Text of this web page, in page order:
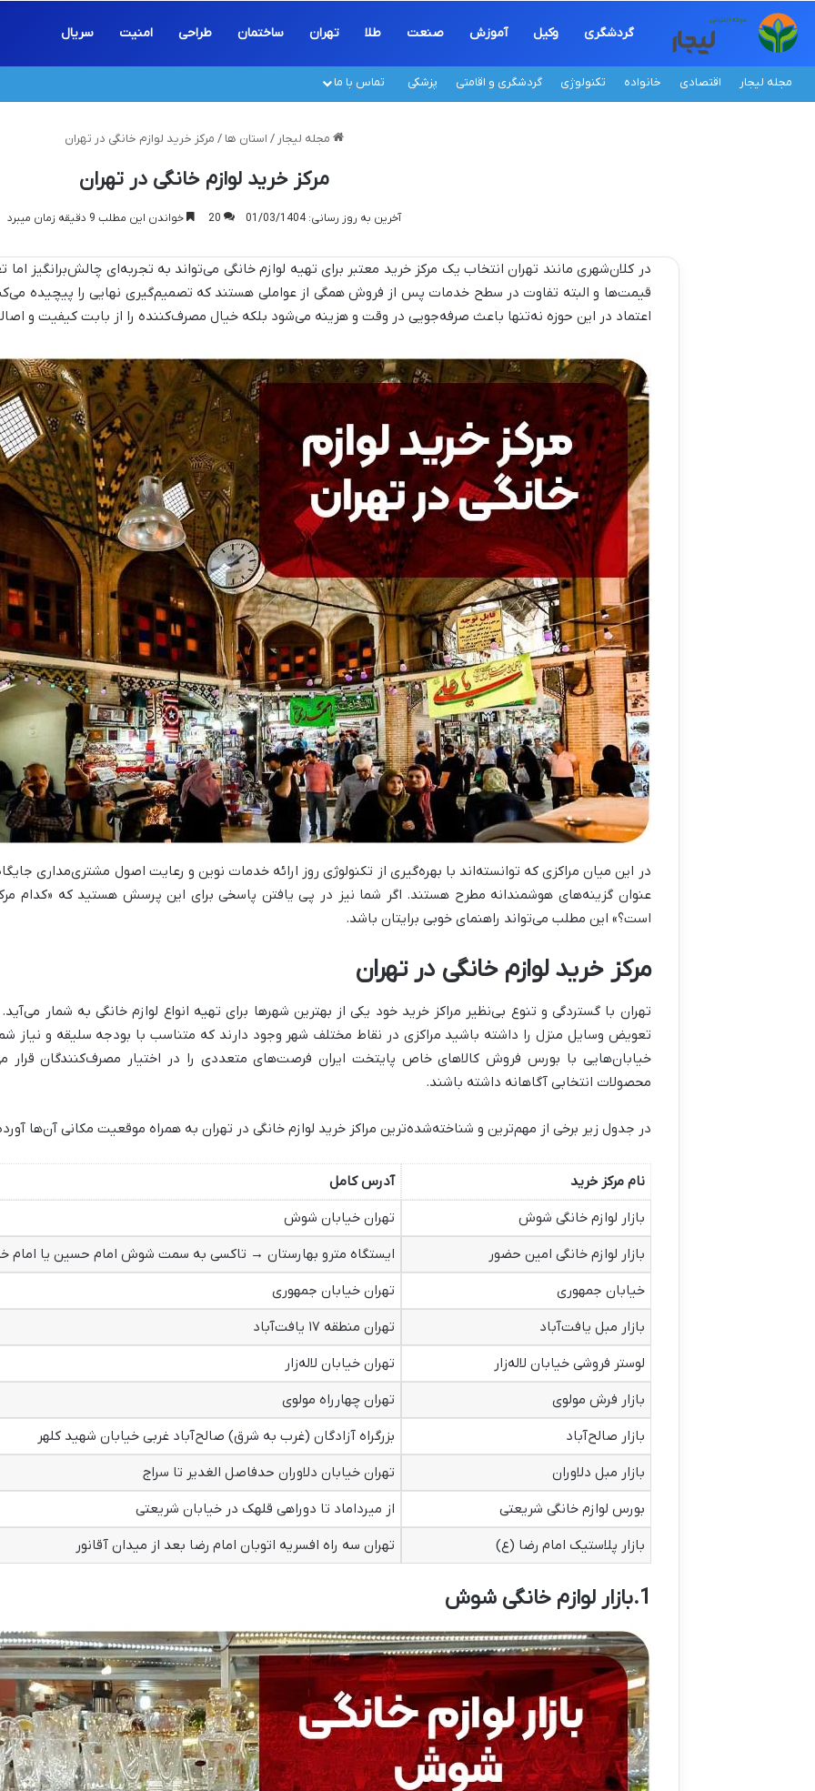
گردشگری وکیل آموزش صنعت طلا تهران ساختمان طراحی امنیت سریال
مجله لیجار اقتصادی خانواده تکنولوژی گردشگری و اقامتی پزشکی تماس با ما
مجله لیجار / استان ها / مرکز خرید لوازم خانگی در تهران
مرکز خرید لوازم خانگی در تهران
آخرین به روز رسانی: 01/03/1404 20 خواندن این مطلب 9 دقیقه زمان میبرد
در کلان‌شهری مانند تهران انتخاب یک مرکز خرید معتبر برای تهیه لوازم خانگی می‌تواند به تجربه‌ای چالش‌برانگیز
قیمت‌ها و البته تفاوت در سطح خدمات پس از فروش همگی از عواملی هستند که تصمیم‌گیری نهایی را پیچیده
اعتماد در این حوزه نه‌تنها باعث صرفه‌جویی در وقت و هزینه می‌شود بلکه خیال مصرف‌کننده را از بابت کیفیت و
در این میان مراکزی که توانسته‌اند با بهره‌گیری از تکنولوژی روز ارائه خدمات نوین و رعایت اصول مشتری‌مداری
عنوان گزینه‌های هوشمندانه مطرح هستند. اگر شما نیز در پی یافتن پاسخی برای این پرسش هستید که «کدام مرکز
است؟» این مطلب می‌تواند راهنمای خوبی برایتان باشد.
مرکز خرید لوازم خانگی در تهران
تهران با گستردگی و تنوع بی‌نظیر مراکز خرید خود یکی از بهترین شهرها برای تهیه انواع لوازم خانگی به شمار
تعویض وسایل منزل را داشته باشید مراکزی در نقاط مختلف شهر وجود دارند که متناسب با بودجه سلیقه و نیاز
خیابان‌هایی با بورس فروش کالاهای خاص پایتخت ایران فرصت‌های متعددی را در اختیار مصرف‌کنندگان
محصولات انتخابی آگاهانه داشته باشند.
در جدول زیر برخی از مهم‌ترین و شناخته‌شده‌ترین مراکز خرید لوازم خانگی در تهران به همراه موقعیت مکانی آن‌ها
نام مرکز خرید
آدرس کامل
بازار لوازم خانگی شوش
تهران خیابان شوش
بازار لوازم خانگی امین حضور
ایستگاه مترو بهارستان → تاکسی به سمت شوش امام حسین یا امام
خیابان جمهوری
تهران خیابان جمهوری
بازار مبل یافت‌آباد
تهران منطقه ۱۷ یافت‌آباد
لوستر فروشی خیابان لاله‌زار
تهران خیابان لاله‌زار
بازار فرش مولوی
تهران چهارراه مولوی
بازار صالح‌آباد
بزرگراه آزادگان (غرب به شرق) صالح‌آباد غربی خیابان شهید کلهر
بازار مبل دلاوران
تهران خیابان دلاوران حدفاصل الغدیر تا سراج
بورس لوازم خانگی شریعتی
از میرداماد تا دوراهی قلهک در خیابان شریعتی
بازار پلاستیک امام رضا (ع)
تهران سه راه افسریه اتوبان امام رضا بعد از میدان آقانور
1.بازار لوازم خانگی شوش